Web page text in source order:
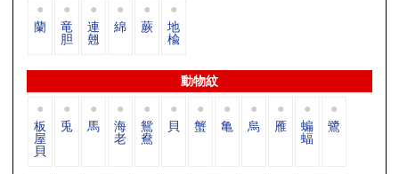
蘭 竜
胆
連
翹
綿 蕨 地
楡
動物紋
板
屋
貝
兎 馬 海
老
鴛
鴦
貝 蟹 亀 烏 雁 蝙
蝠
鷺